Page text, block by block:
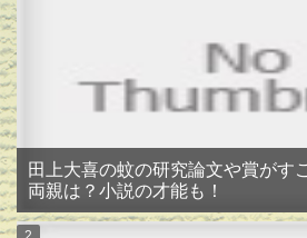
田上大喜の蚊の研究論文や賞がす
両親は？小説の才能も！